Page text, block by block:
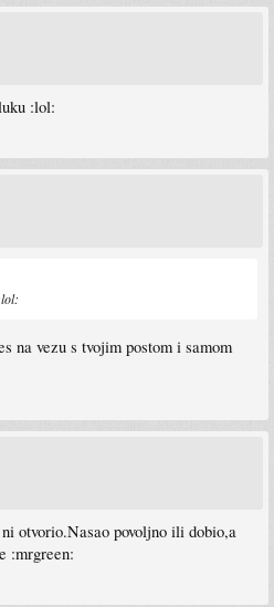
:lol:
na vezu s tvojim postom i samom
otvorio.Nasao povoljno ili dobio,a
:mrgreen: